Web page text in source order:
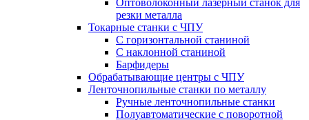
Оптоволоконный лазерный станок для
резки металла
Токарные станки с ЧПУ
С горизонтальной станиной
С наклонной станиной
Барфидеры
Обрабатывающие центры с ЧПУ
Ленточнопильные станки по металлу
Ручные ленточнопильные станки
Полуавтоматические с поворотной